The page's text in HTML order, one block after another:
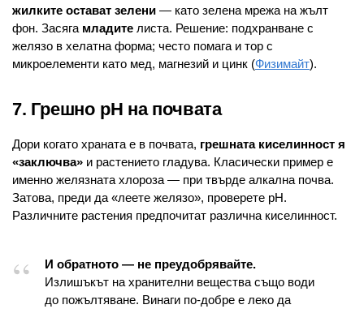
жилките остават зелени — като зелена мрежа на жълт
фон. Засяга младите листа. Решение: подхранване с
желязо в хелатна форма; често помага и тор с
микроелементи като мед, магнезий и цинк (Физимайт).
7. Грешно pH на почвата
Дори когато храната е в почвата, грешната киселинност я
«заключва» и растението гладува. Класически пример е
именно желязната хлороза — при твърде алкална почва.
Затова, преди да «леете желязо», проверете pH.
Различните растения предпочитат различна киселинност.
И обратното — не преудобрявайте.
Излишъкът на хранителни вещества също води
до пожълтяване. Винаги по-добре е леко да